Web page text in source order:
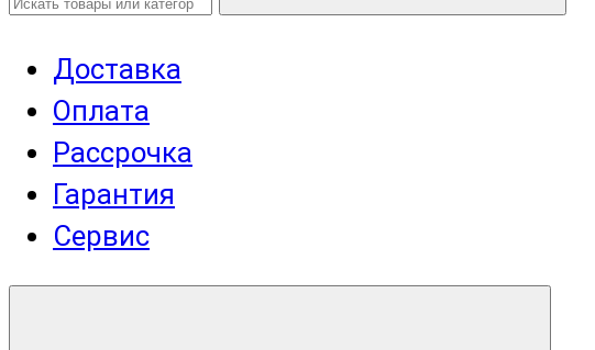
Доставка
Оплата
Рассрочка
Гарантия
Сервис